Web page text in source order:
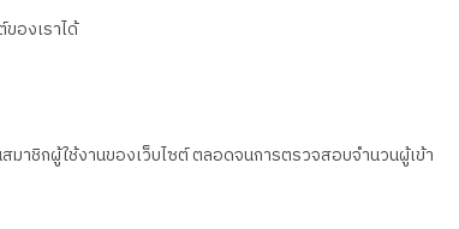
องเราได้
าชิกผู้ใช้งานของเว็บไซต์ ตลอดจนการตรวจสอบจำนวนผู้เข้า